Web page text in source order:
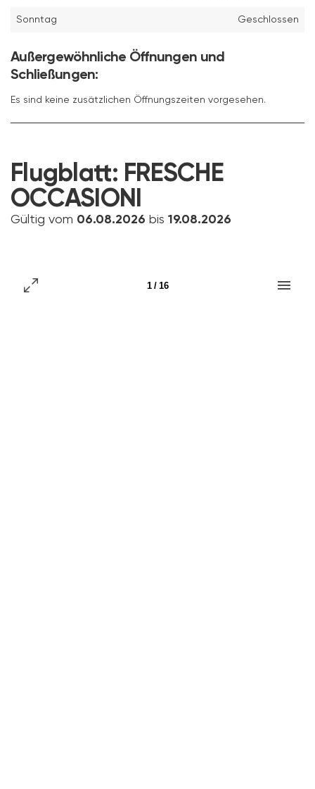
Sonntag Geschlossen
Außergewöhnliche Öffnungen und
Schließungen:
Es sind keine zusätzlichen Öffnungszeiten vorgesehen.
Flugblatt: FRESCHE
OCCASIONI
Gültig vom 06.08.2026 bis 19.08.2026